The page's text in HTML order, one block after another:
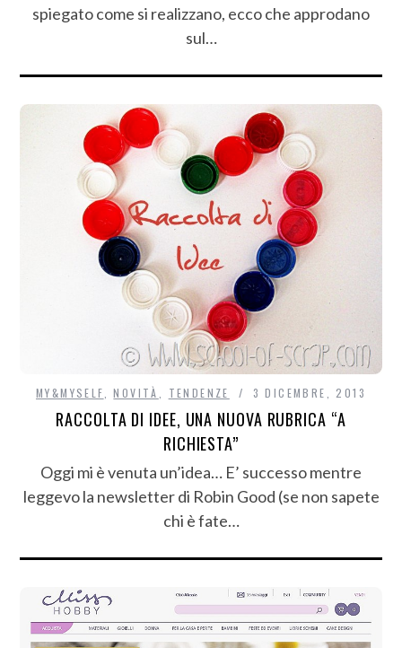
spiegato come si realizzano, ecco che approdano
sul…
MY&MYSELF ,NOVITÀ TENDENZE 3 DICEMBRE, 2013
RACCOLTA DI IDEE, UNA NUOVA RUBRICA “A
RICHIESTA”
Oggi mi è venuta un’idea… E’ successo mentre
leggevo la newsletter di Robin Good (se non sapete
chi è fate…